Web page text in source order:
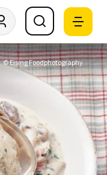
© Eising Foodphotography